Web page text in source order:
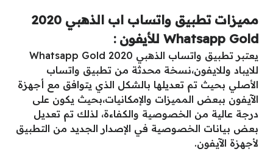
Whatsapp Gold للأيفون :
يعتبر تطبيق واتساب الذهبي 2020 Whatsapp Gold
للايباد وللايفون،نسخة محدثة من تطبيق واتساب
الأصلي بحيث تم تعديلها بالشكل الذي يتوافق مع أجهزة
الآيفون ببعض المميزات والإمكانيات،بحيث يكون على
درجة عالية من الخصوصية والكفاءة، لذلك تم تعديل
بعض بيانات الخصوصية في الإصدار الجديد من التطبيق
لأجهزة الآيفون.